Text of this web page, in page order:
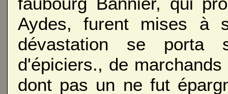
Aydes, furent mises
dévastation se porta
d'épiciers., de
dont pas un ne fut